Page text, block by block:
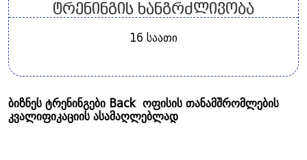
ტრენინგის ხანგრძლივობა
16 საათი
ბიზნეს ტრენინგები Back ოფისის თანამშრომლების
კვალიფიკაციის ასამაღლებლად